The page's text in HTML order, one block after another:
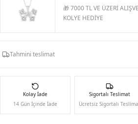
🎁 7000 TL VE ÜZERİ
KOLYE HEDİYE
Tahmini teslimat
Kolay İade
14 Gün İçinde İade
Sigortalı Teslimat
Ücretsiz Sigortalı